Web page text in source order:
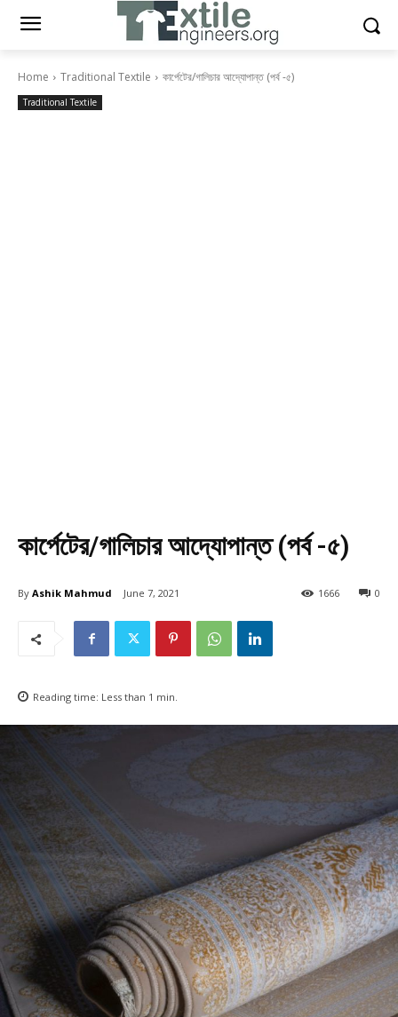
Home Traditional Textile কার্পেটের/গালিচার আদ্যোপান্ত (পর্ব -৫)
Traditional Textile
কার্পেটের/গালিচার আদ্যোপান্ত (পর্ব -৫)
By Ashik Mahmud June 7, 2021 0
1666
Reading time: Less than 1 min.